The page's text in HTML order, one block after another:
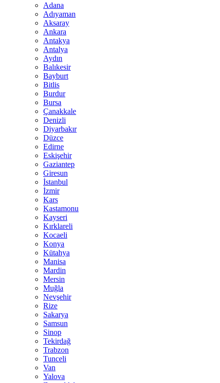
Adana
Adıyaman
Aksaray
Ankara
Antakya
Antalya
Aydın
Balıkesir
Bayburt
Bitlis
Burdur
Bursa
Çanakkale
Denizli
Diyarbakır
Düzce
Edirne
Eskişehir
Gaziantep
Giresun
İstanbul
İzmir
Kars
Kastamonu
Kayseri
Kırklareli
Kocaeli
Konya
Kütahya
Manisa
Mardin
Mersin
Muğla
Nevşehir
Rize
Sakarya
Samsun
Sinop
Tekirdağ
Trabzon
Tunceli
Van
Yalova